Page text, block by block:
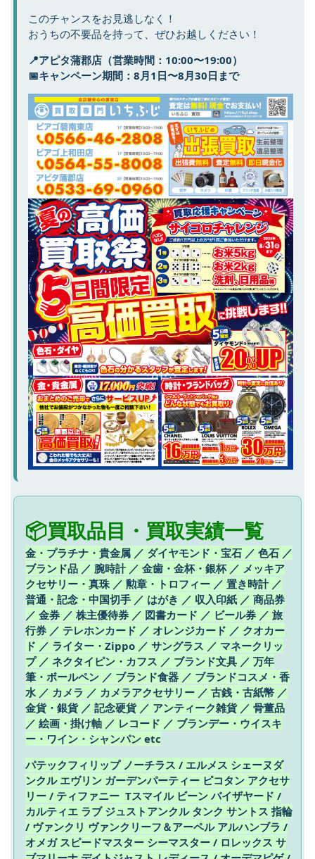
このチャンスをお見逃しなく！
おうちの不要品を持って、ぜひお越しください！
📍アピタ蒲郡店（営業時間：10:00〜19:00）
📅キャンペーン期間：8月1日〜8月30日まで
📦買取品目・買取実績一覧
金・プラチナ・貴金属 ／ ダイヤモンド・宝石 ／ 色石 ／
ブランド品 ／ 腕時計 ／ 金歯・金杯・銀杯 ／ メッキア
クセサリー・真珠 ／ 勲章・トロフィー ／ 置き時計 ／
普通・記念・中国切手 ／ はがき ／ 収入印紙 ／ 商品券
／ 金券 ／ 株主優待券 ／ 図書カード ／ ビール券 ／ 旅
行券 ／ テレホンカード ／ オレンジカード ／ クオカー
ド ／ ライター・Zippo ／ サングラス ／ マネークリッ
プ ／ ネクタイピン・カフス ／ ブランド文具 ／ 万年
筆・ボールペン ／ ブランド食器 ／ ブランドコスメ・香
水 ／ カメラ ／ カメラアクセサリー ／ 古銭・古紙幣 ／
金貨・銀貨 ／ 記念硬貨 ／ アンティーク雑貨 ／ 骨董品
／ 絵画・掛け軸 ／ レコード ／ ブランデー・ウイスキ
ー・ワイン・シャンパン etc
パテックフィリップ ノーチラス / エルメス シェーヌダ
ンクル エヴリン ガーデンパーティー ピコタン アクセサ
リー / ティファニー Tスマイル ビーン バイザヤード /
カルティエ ラブ ジュストアンクル タンク サントス 指輪
/ ヴァンクリ ヴァンクリーフ＆アーペル アルハンブラ /
オメガ スピードマスター シーマスター / ロレックス サ